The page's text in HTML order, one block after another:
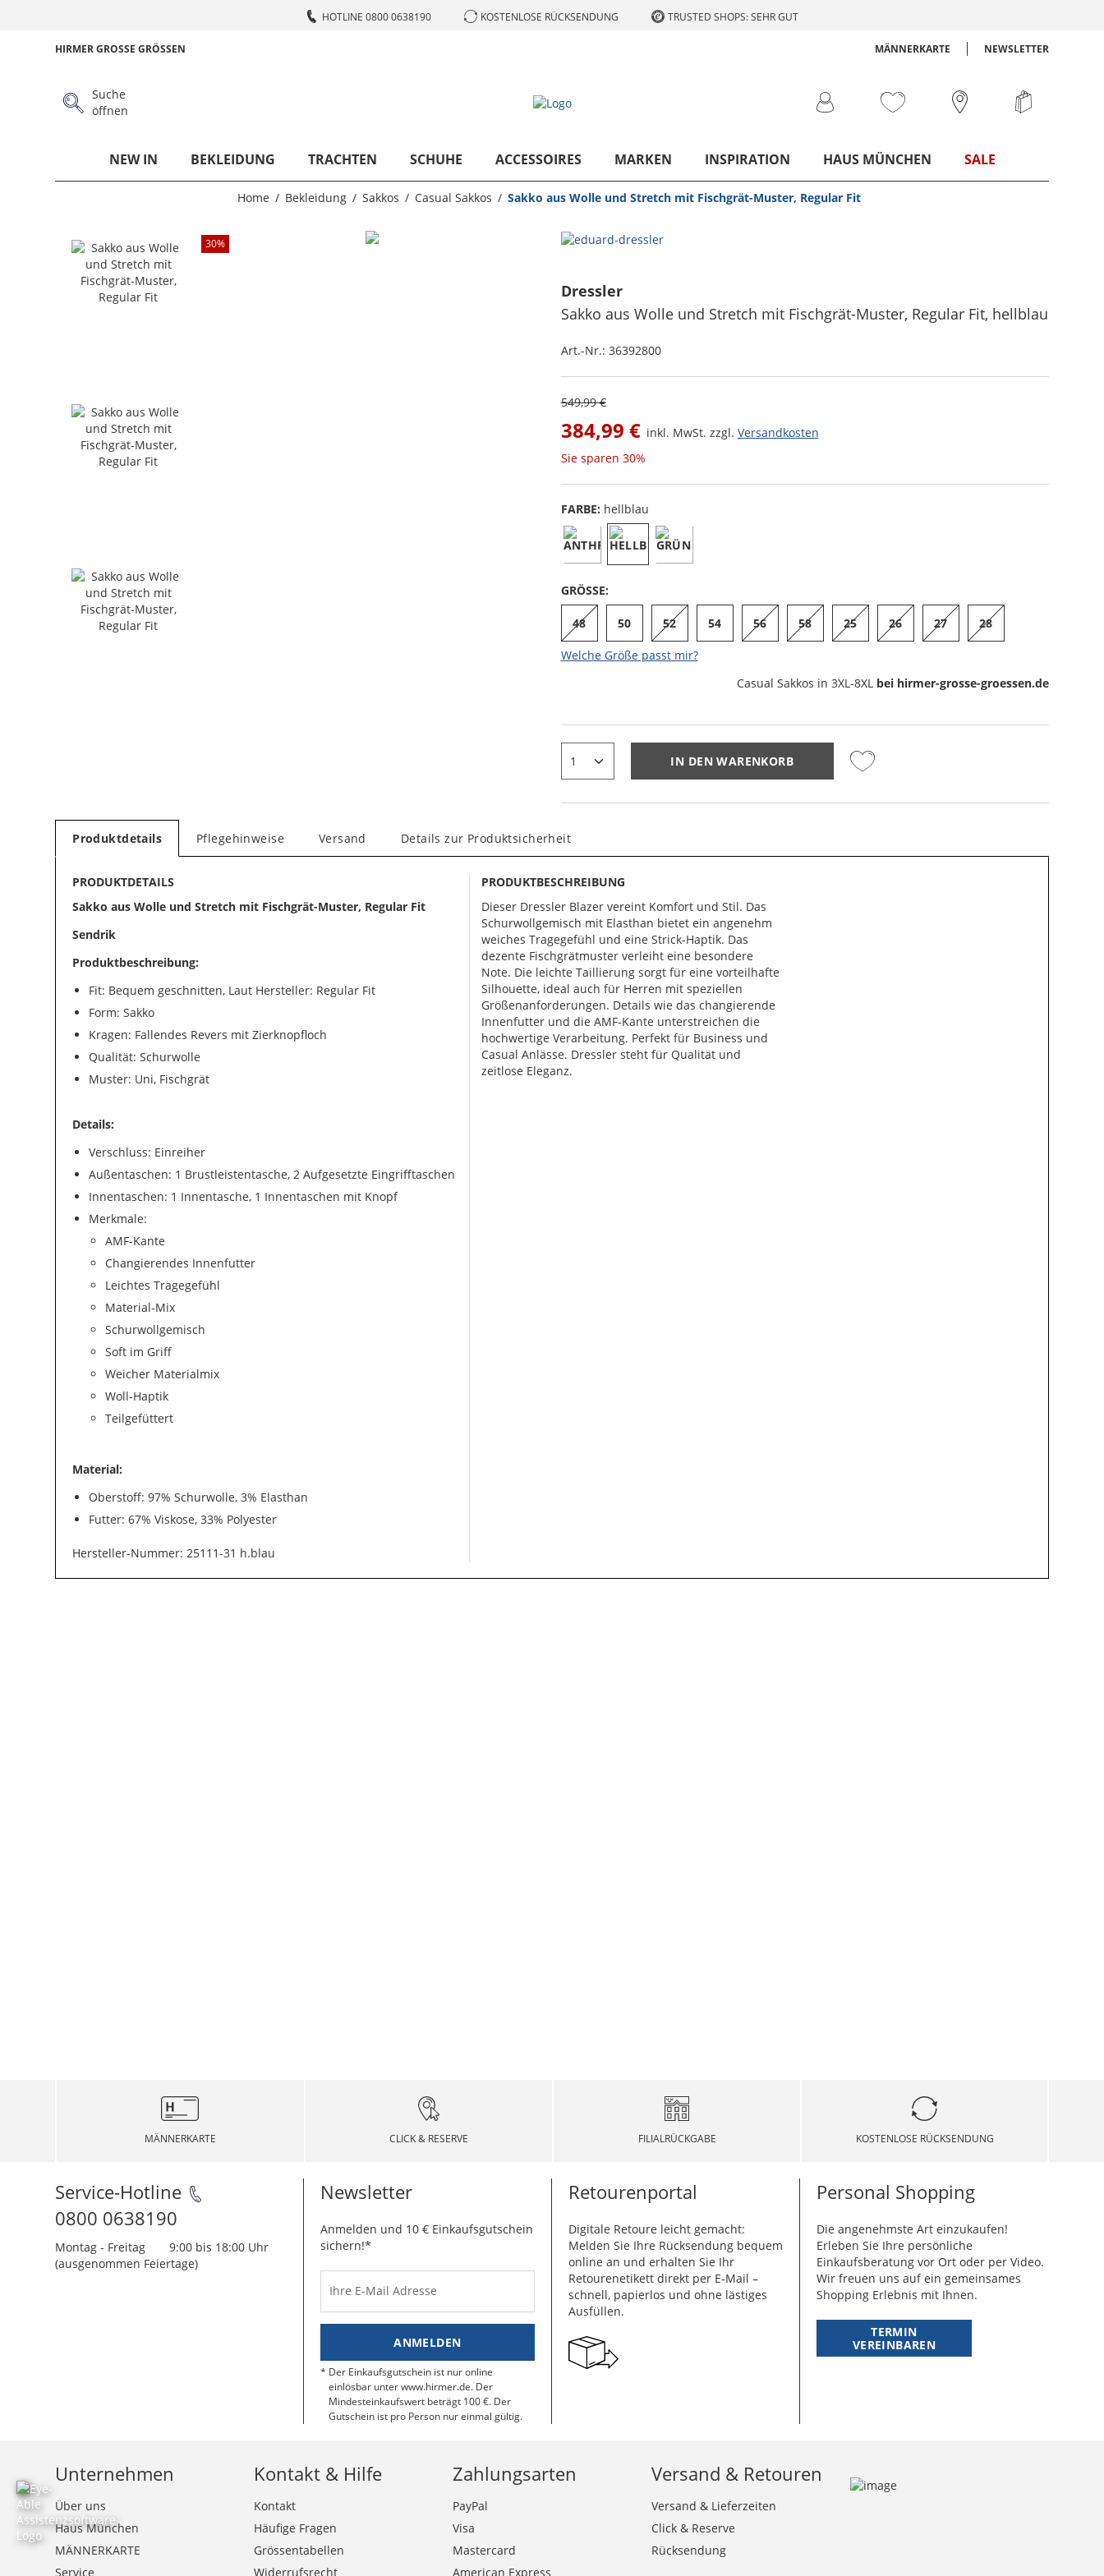
HOTLINE 0800 0638190 KOSTENLOSE RÜCKSENDUNG TRUSTED SHOPS: SEHR GUT
HIRMER GROSSE GRÖSSEN MÄNNERKARTE NEWSLETTER
Suche
öffnen
NEW IN BEKLEIDUNG TRACHTEN SCHUHE ACCESSOIRES MARKEN INSPIRATION HAUS MÜNCHEN SALE
Home Bekleidung Sakkos Casual Sakkos Sakko aus Wolle und Stretch mit Fischgrät-Muster, Regular Fit
30%
Dressler
Sakko aus Wolle und Stretch mit Fischgrät-Muster, Regular Fit, hellblau
Art.-Nr.: 36392800
549,99 €
384,99 € inkl. MwSt. zzgl. Versandkosten
Sie sparen 30%
FARBE: hellblau
GRÖSSE:
48 50 52 54 56 58 25 26 27 28
Welche Größe passt mir?
Casual Sakkos in 3XL-8XL bei hirmer-grosse-groessen.de
IN DEN WARENKORB
Produktdetails Pflegehinweise Versand Details zur Produktsicherheit
PRODUKTDETAILS
Sakko aus Wolle und Stretch mit Fischgrät-Muster, Regular Fit
Sendrik
Produktbeschreibung:
Fit: Bequem geschnitten, Laut Hersteller: Regular Fit
Form: Sakko
Kragen: Fallendes Revers mit Zierknopfloch
Qualität: Schurwolle
Muster: Uni, Fischgrät
Details:
Verschluss: Einreiher
Außentaschen: 1 Brustleistentasche, 2 Aufgesetzte Eingrifftaschen
Innentaschen: 1 Innentasche, 1 Innentaschen mit Knopf
Merkmale:
AMF-Kante
Changierendes Innenfutter
Leichtes Tragegefühl
Material-Mix
Schurwollgemisch
Soft im Griff
Weicher Materialmix
Woll-Haptik
Teilgefüttert
Material:
Oberstoff: 97% Schurwolle, 3% Elasthan
Futter: 67% Viskose, 33% Polyester
Hersteller-Nummer: 25111-31 h.blau
PRODUKTBESCHREIBUNG
Dieser Dressler Blazer vereint Komfort und Stil. Das
Schurwollgemisch mit Elasthan bietet ein angenehm
weiches Tragegefühl und eine Strick-Haptik. Das
dezente Fischgrätmuster verleiht eine besondere
Note. Die leichte Taillierung sorgt für eine vorteilhafte
Silhouette, ideal auch für Herren mit speziellen
Größenanforderungen. Details wie das changierende
Innenfutter und die AMF-Kante unterstreichen die
hochwertige Verarbeitung. Perfekt für Business und
Casual Anlässe. Dressler steht für Qualität und
zeitlose Eleganz.
MÄNNERKARTE CLICK & RESERVE FILIALRÜCKGABE KOSTENLOSE RÜCKSENDUNG
Service-Hotline
0800 0638190
Montag - Freitag
9:00 bis 18:00 Uhr
(ausgenommen Feiertage)
Newsletter
Anmelden und 10 € Einkaufsgutschein
sichern!*
Ihre E-Mail Adresse
ANMELDEN
Der Einkaufsgutschein ist nur online
einlösbar unter www.hirmer.de. Der
Mindesteinkaufswert beträgt 100 €. Der
Gutschein ist pro Person nur einmal gültig.
Retourenportal
Digitale Retoure leicht gemacht:
Melden Sie Ihre Rücksendung bequem
online an und erhalten Sie Ihr
Retourenetikett direkt per E-Mail –
schnell, papierlos und ohne lästiges
Ausfüllen.
Personal Shopping
Die angenehmste Art einzukaufen!
Erleben Sie Ihre persönliche
Einkaufsberatung vor Ort oder per Video.
Wir freuen uns auf ein gemeinsames
Shopping Erlebnis mit Ihnen.
TERMIN
VEREINBAREN
Unternehmen
Über uns
Haus München
MÄNNERKARTE
Service
Kontakt & Hilfe
Kontakt
Häufige Fragen
Grössentabellen
Widerrufsrecht
Zahlungsarten
PayPal
Visa
Mastercard
American Express
Versand & Retouren
Versand & Lieferzeiten
Click & Reserve
Rücksendung